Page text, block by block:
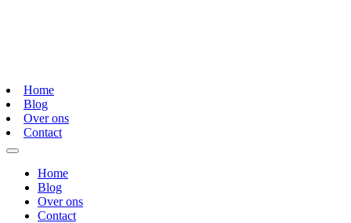
Home
Blog
Over ons
Contact
Home
Blog
Over ons
Contact